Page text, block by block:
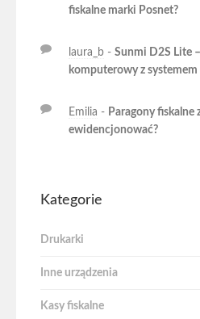
fiskalne marki Posnet?
laura_b - Sunmi D2S Lite
komputerowy z
Emilia - Paragony fiskalne
ewidencjonować?
Kategorie
Drukarki
Inne urządzenia
Kasy fiskalne